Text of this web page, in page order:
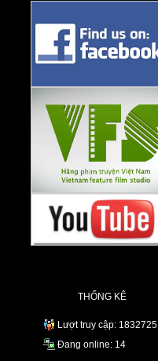
THỐNG KÊ
Lượt truy cập: 1832725
Đang online: 14